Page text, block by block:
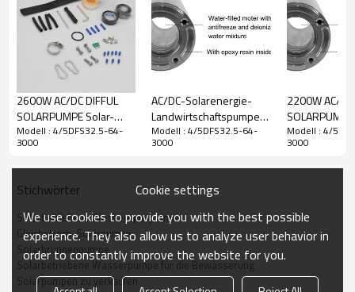
Modell DC-
SpannungsbereichWechselspannungsbereich
Leistung Durchfluss Max Kopf
4/5DFS32.5-
64-3000
60-380
Vmp
(60-440
90-240
VAC 3000W 32,5 m3/h 64m
Auslauf Pumpengröße Kabel PV Verbindungsmodus
2,5"
5" 2m 330W*9 in Serie 5DFS20/3
2600W AC/DC DIFFUL
SOLARPUMPE Solar-
Tiefbrunnenpumpe zur
Bewässerung Solar-
Modell : 4/5DFS32.5-64-
3000
AC/DC-Solarenergie-
Landwirtschaftspumpen
Solarpumpen für Farmen
Solarbrunnenpumpensysteme
Modell : 4/5DFS32.5-64-
3000
2200W AC/DC
SOLARPUMPE
Modell : 4/
3000
Stichwörter
Solarbetriebene Wasserspielpumpe
Gleichstrom-Solarpumpe
Solarbrunnenpumpe
Solarbetriebene Wasserpumpe für die Bewässerung
Solarpumpen zu verkaufen
Cookie settings
We use cookies to provide you with the best possible
experience. They also allow us to analyze user behavior in
order to constantly improve the website for you.